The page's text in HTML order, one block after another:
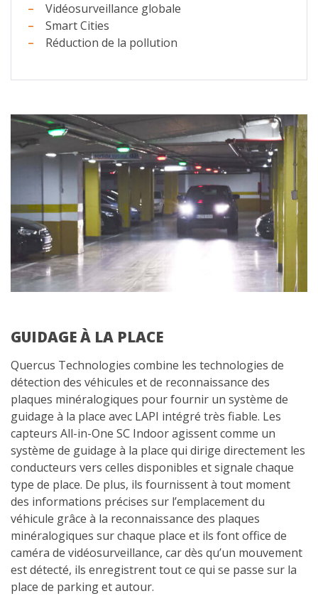
Vidéosurveillance globale
Smart Cities
Réduction de la pollution
GUIDAGE À LA PLACE
Quercus Technologies combine les technologies de
détection des véhicules et de reconnaissance des
plaques minéralogiques pour fournir un système de
guidage à la place avec LAPI intégré très fiable. Les
capteurs All-in-One SC Indoor agissent comme un
système de guidage à la place qui dirige directement les
conducteurs vers celles disponibles et signale chaque
type de place. De plus, ils fournissent à tout moment
des informations précises sur l’emplacement du
véhicule grâce à la reconnaissance des plaques
minéralogiques sur chaque place et ils font office de
caméra de vidéosurveillance, car dès qu’un mouvement
est détecté, ils enregistrent tout ce qui se passe sur la
place de parking et autour.